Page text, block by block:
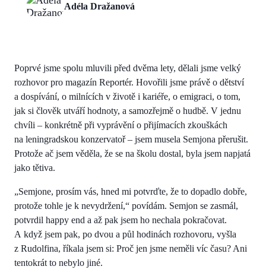
Adéla Dražanová
Poprvé jsme spolu mluvili před dvěma lety, dělali jsme velký
rozhovor pro magazín Reportér. Hovořili jsme právě o dětství
a dospívání, o milnících v životě i kariéře, o emigraci, o tom,
jak si člověk utváří hodnoty, a samozřejmě o hudbě. V jednu
chvíli – konkrétně při vyprávění o přijímacích zkouškách
na leningradskou konzervatoř – jsem musela Semjona přerušit.
Protože ač jsem věděla, že se na školu dostal, byla jsem napjatá
jako tětiva.
„Semjone, prosím vás, hned mi potvrďte, že to dopadlo dobře,
protože tohle je k nevydržení,“ povídám. Semjon se zasmál,
potvrdil happy end a až pak jsem ho nechala pokračovat.
A když jsem pak, po dvou a půl hodinách rozhovoru, vyšla
z Rudolfina, říkala jsem si: Proč jen jsme neměli víc času? Ani
tentokrát to nebylo jiné.